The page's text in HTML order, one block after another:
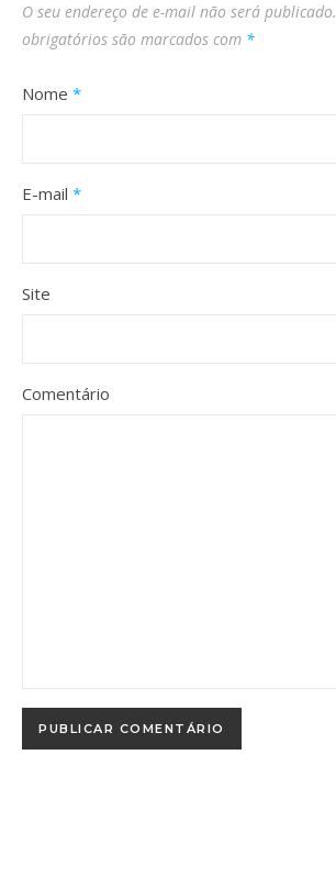
O seu endereço de e-mail não será publicado.
obrigatórios são marcados com *
Nome *
E-mail *
Site
Comentário